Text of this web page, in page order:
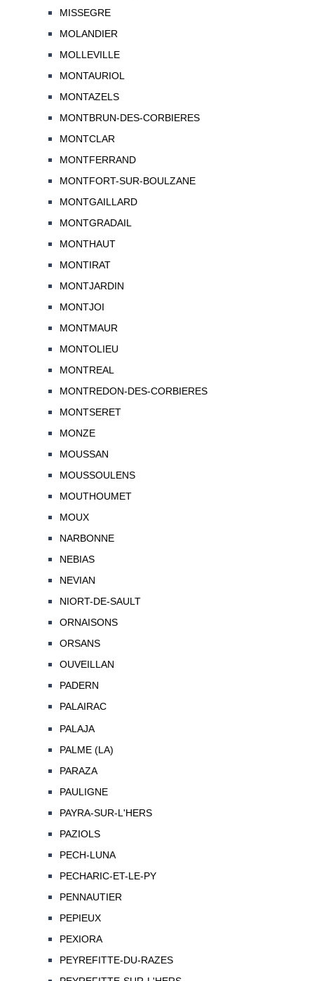
MISSEGRE
MOLANDIER
MOLLEVILLE
MONTAURIOL
MONTAZELS
MONTBRUN-DES-CORBIERES
MONTCLAR
MONTFERRAND
MONTFORT-SUR-BOULZANE
MONTGAILLARD
MONTGRADAIL
MONTHAUT
MONTIRAT
MONTJARDIN
MONTJOI
MONTMAUR
MONTOLIEU
MONTREAL
MONTREDON-DES-CORBIERES
MONTSERET
MONZE
MOUSSAN
MOUSSOULENS
MOUTHOUMET
MOUX
NARBONNE
NEBIAS
NEVIAN
NIORT-DE-SAULT
ORNAISONS
ORSANS
OUVEILLAN
PADERN
PALAIRAC
PALAJA
PALME (LA)
PARAZA
PAULIGNE
PAYRA-SUR-L'HERS
PAZIOLS
PECH-LUNA
PECHARIC-ET-LE-PY
PENNAUTIER
PEPIEUX
PEXIORA
PEYREFITTE-DU-RAZES